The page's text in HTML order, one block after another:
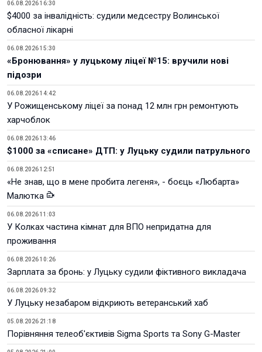
06.08.2026 16:30
$4000 за інвалідність: судили медсестру Волинської
обласної лікарні
06.08.2026 15:30
«Бронювання» у луцькому ліцеї №15: вручили нові
підозри
06.08.2026 14:42
У Рожищенському ліцеї за понад 12 млн грн ремонтують
харчоблок
06.08.2026 13:46
$1000 за «списане» ДТП: у Луцьку судили патрульного
06.08.2026 12:51
«Не знав, що в мене пробита легеня», - боєць «Любарта»
Малютка
06.08.2026 11:03
У Колках частина кімнат для ВПО непридатна для
проживання
06.08.2026 10:26
Зарплата за бронь: у Луцьку судили фіктивного викладача
06.08.2026 09:32
У Луцьку незабаром відкриють ветеранський хаб
05.08.2026 21:18
Порівняння телеоб'єктивів Sigma Sports та Sony G-Master